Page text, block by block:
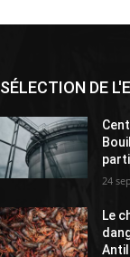
SÉLECTION DE
24
Le